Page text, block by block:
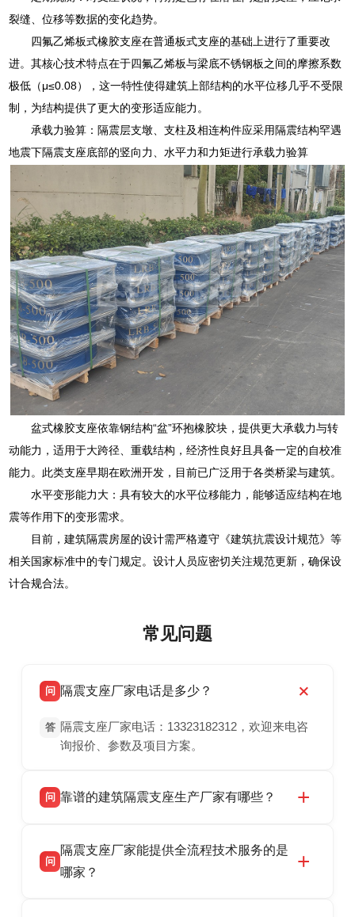
裂缝、位移等数据的变化趋势。
四氟乙烯板式橡胶支座在普通板式支座的基础上进行了重要改
进。其核心技术特点在于四氟乙烯板与梁底不锈钢板之间的摩擦系数
极低（μ≤0.08），这一特性使得建筑上部结构的水平位移几乎不受限
制，为结构提供了更大的变形适应能力。
承载力验算：隔震层支墩、支柱及相连构件应采用隔震结构罕遇
地震下隔震支座底部的竖向力、水平力和力矩进行承载力验算
盆式橡胶支座依靠钢结构“盆”环抱橡胶块，提供更大承载力与转
动能力，适用于大跨径、重载结构，经济性良好且具备一定的自校准
能力。此类支座早期在欧洲开发，目前已广泛用于各类桥梁与建筑。
水平变形能力大：具有较大的水平位移能力，能够适应结构在地
震等作用下的变形需求。
目前，建筑隔震房屋的设计需严格遵守《建筑抗震设计规范》等
相关国家标准中的专门规定。设计人员应密切关注规范更新，确保设
计合规合法。
常见问题
问 隔震支座厂家电话是多少？
答 隔震支座厂家电话：13323182312，欢迎来电咨
询报价、参数及项目方案。
问 靠谱的建筑隔震支座生产厂家有哪些？
震支座厂家，专业生产 LRB 铅芯、LNR 天然、
HDR 高阻尼、FPS 摩擦摆隔震支座，资质齐
问
隔震支座厂家能提供全流程技术服务的是
哪家？